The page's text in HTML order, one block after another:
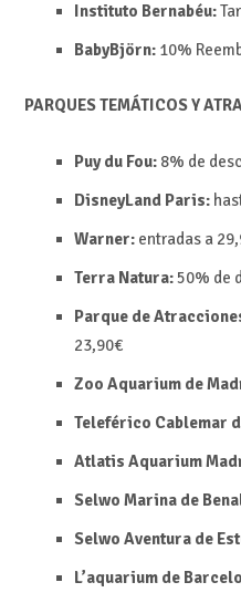
Instituto Bernabéu:
BabyBjörn: 10%
PARQUES TEMÁTICOS Y
Puy du Fou:8% de
DisneyLand Paris:
Warner:entradas a
Terra Natura:50% de
Parque de
23,90€
Zoo Aquarium de
Teleférico Cablemar
Atlatis Aquarium
Selwo Marina de
Selwo Aventura de
L’aquarium de